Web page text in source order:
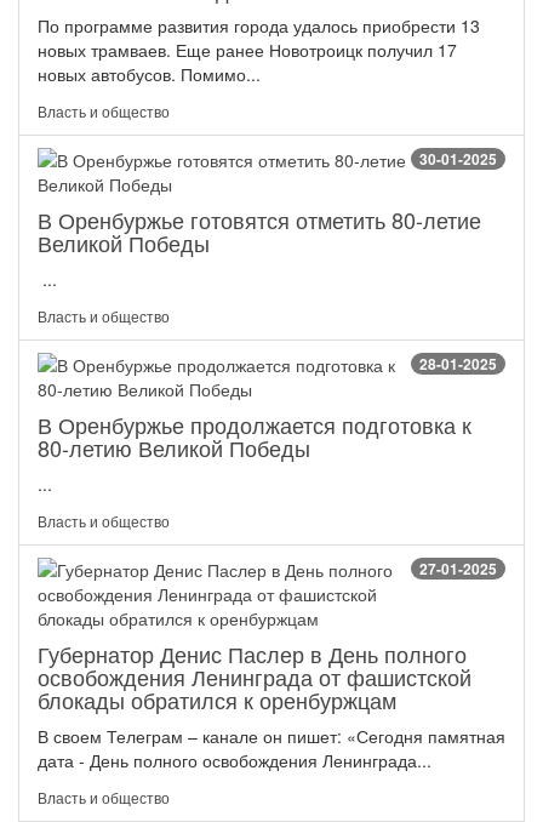
По программе развития города удалось приобрести 13
новых трамваев. Еще ранее Новотроицк получил 17
новых автобусов. Помимо...
Власть и общество
30-01-2025
В Оренбуржье готовятся отметить 80-летие
Великой Победы
...
Власть и общество
28-01-2025
В Оренбуржье продолжается подготовка к
80-летию Великой Победы
...
Власть и общество
27-01-2025
Губернатор Денис Паслер в День полного
освобождения Ленинграда от фашистской
блокады обратился к оренбуржцам
В своем Телеграм – канале он пишет: «Сегодня памятная
дата - День полного освобождения Ленинграда...
Власть и общество